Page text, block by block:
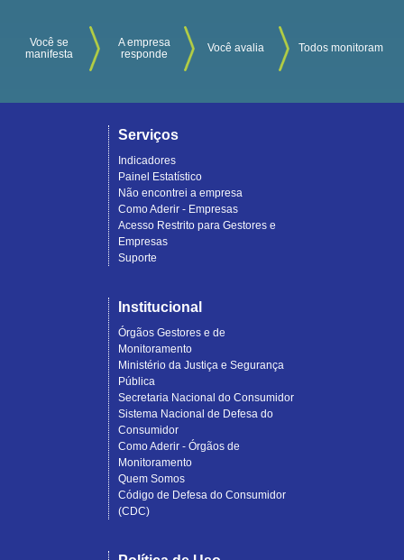
Você se
manifesta
A empresa
responde
Você avalia Todos monitoram
Serviços
Indicadores
Painel Estatístico
Não encontrei a empresa
Como Aderir - Empresas
Acesso Restrito para Gestores e
Empresas
Suporte
Institucional
Órgãos Gestores e de
Monitoramento
Ministério da Justiça e Segurança
Pública
Secretaria Nacional do Consumidor
Sistema Nacional de Defesa do
Consumidor
Como Aderir - Órgãos de
Monitoramento
Quem Somos
Código de Defesa do Consumidor
(CDC)